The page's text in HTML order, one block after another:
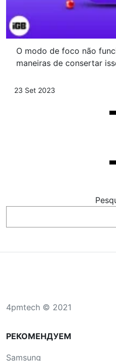
O modo de foco não
maneiras de consertar
23 Set 2023
4pmtech © 2021
РЕКОМЕНДУЕМ
Samsung